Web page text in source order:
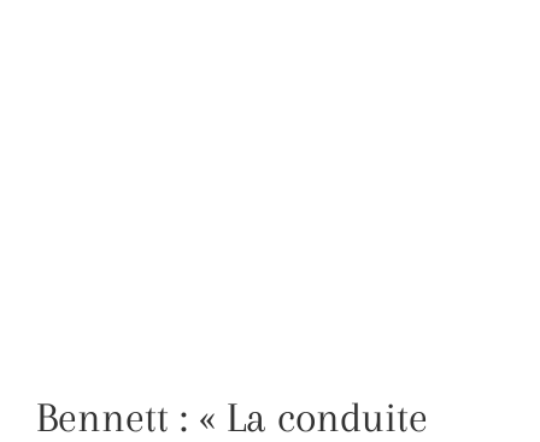
Bennett : « La conduite